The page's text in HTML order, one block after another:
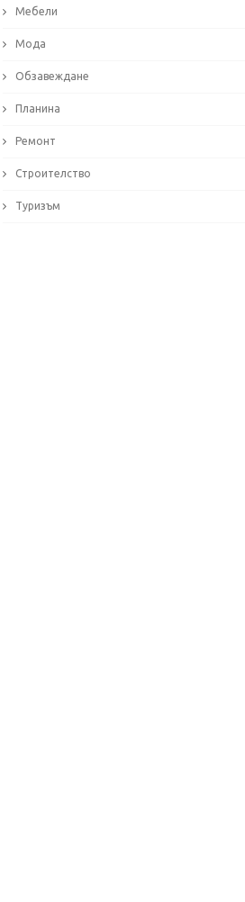
Мебели
Мода
Обзавеждане
Планина
Ремонт
Строителство
Туризъм